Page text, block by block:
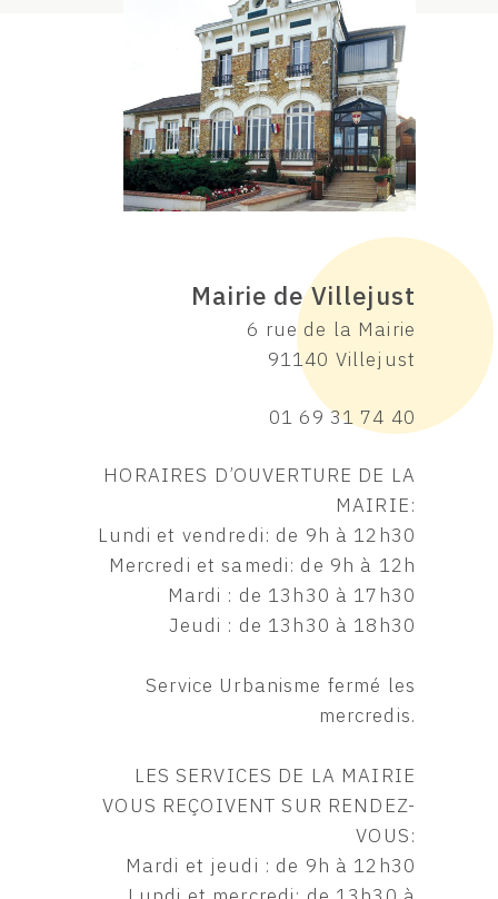
Mairie de Villejust
6 rue de la Mairie
91140 Villejust
01 69 31 74 40
HORAIRES D’OUVERTURE DE LA
MAIRIE:
Lundi et vendredi: de 9h à 12h30
Mercredi et samedi: de 9h à 12h
Mardi : de 13h30 à 17h30
Jeudi : de 13h30 à 18h30
Service Urbanisme fermé les
mercredis.
LES SERVICES DE LA MAIRIE
VOUS REÇOIVENT SUR RENDEZ-
VOUS:
Mardi et jeudi : de 9h à 12h30